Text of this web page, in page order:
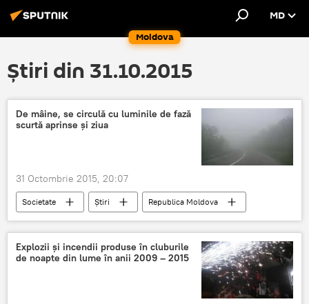
Moldova
MD
Știri din 31.10.2015
De mâine, se circulă cu luminile de fază
scurtă aprinse și ziua
31 Octombrie 2015, 20:07
Societate Știri
Republica Moldova
faruri anticeață
Explozii și incendii produse în cluburile
de noapte din lume în anii 2009 – 2015